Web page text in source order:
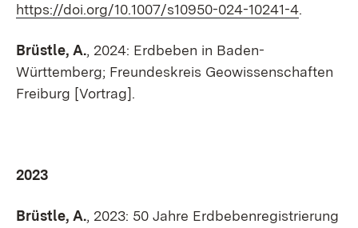
https://doi.org/10.1007/s10950-024-10241-4.
Brüstle, A., 2024: Erdbeben in Baden-
Württemberg; Freundeskreis Geowissenschaften
Freiburg [Vortrag].
2023
Brüstle, A., 2023: 50 Jahre Erdbebenregistrierung